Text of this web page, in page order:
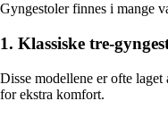
Gyngestoler finnes i mange
1. Klassiske tre-
Disse modellene er ofte
for ekstra komfort.